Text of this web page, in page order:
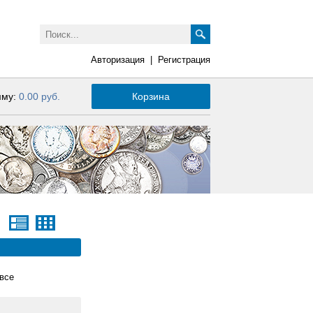
Авторизация Регистрация
0.00 руб. Корзина